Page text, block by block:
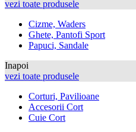
vezi toate produsele
Cizme, Waders
Ghete, Pantofi Sport
Papuci, Sandale
Inapoi
vezi toate produsele
Corturi, Pavilioane
Accesorii Cort
Cuie Cort